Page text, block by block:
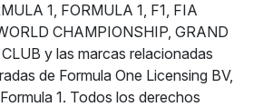
1, FORMULA 1, F1, FIA
CHAMPIONSHIP, GRAND
y las marcas relacionadas
de Formula One Licensing BV,
1. Todos los derechos